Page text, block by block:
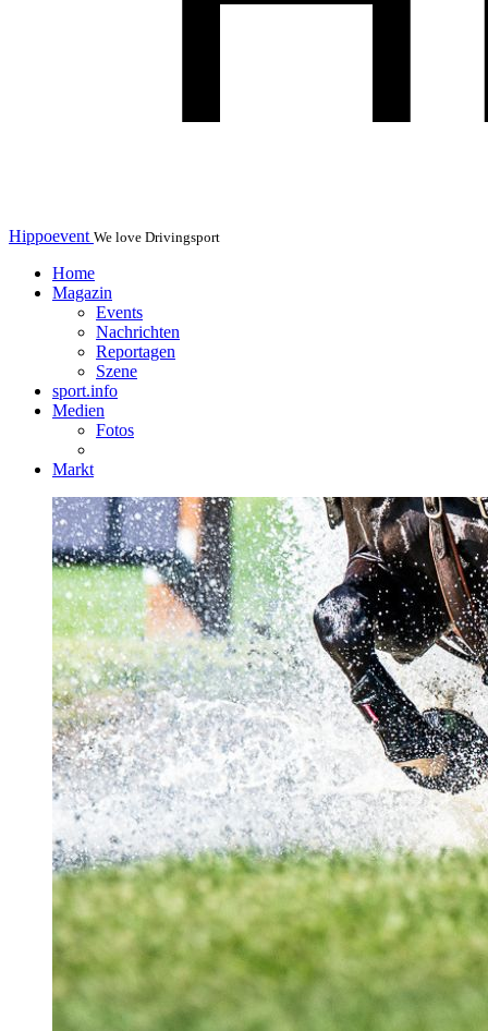
Hippoevent We love Drivingsport
Home
Magazin
Events
Nachrichten
Reportagen
Szene
sport.info
Medien
Fotos
Markt